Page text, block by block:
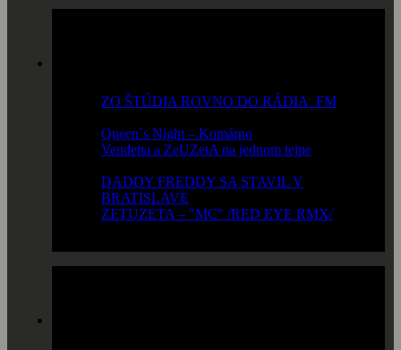
ZO ŠTÚDIA ROVNO DO RÁDIA_FM
Queen´s Night – Komárno
Vendetta a ZeUZetA na jednom tejpe
DADDY FREDDY SA STAVIL V
BRATISLAVE
ZETUZETA – "MC" /RED EYE RMX/-